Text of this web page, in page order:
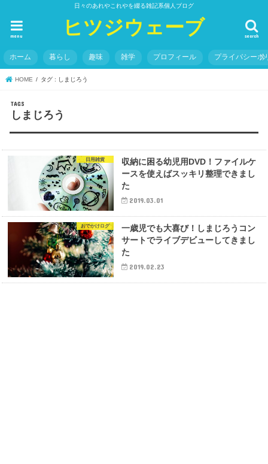
日々のあれやこれやを綴る雑記系個人ブログ
ヒツジウェーブ search
menu
ホーム 暮らし 趣味 雑学 プロフィール プライバシーポ
HOME タグ : しまじろう
しまじろう
日用雑貨
収納に困る幼児用DVD！ファイルケ
ースを使えばスッキリ整理できまし
た
2019.03.01
おでかけログ
一歳児でも大喜び！しまじろうコン
サートでライブデビューしてきまし
た
2019.02.23